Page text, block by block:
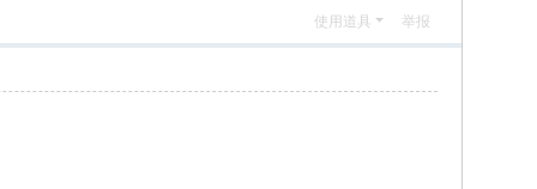
使用道具 举报